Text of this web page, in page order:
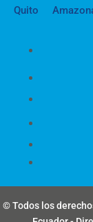
Quito
© Todos los